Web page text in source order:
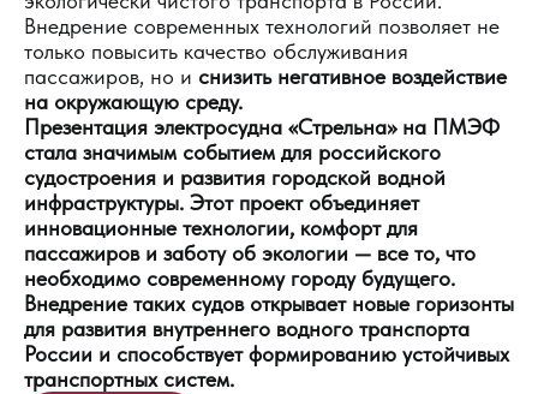
Внедрение современных технологий позволяет не
только повысить качество обслуживания
пассажиров, но и снизить негативное воздействие
на окружающую среду.
Презентация электросудна «Стрельна» на ПМЭФ
стала значимым событием для российского
судостроения и развития городской водной
инфраструктуры. Этот проект объединяет
инновационные технологии, комфорт для
пассажиров и заботу об экологии — все то, что
необходимо современному городу будущего.
Внедрение таких судов открывает новые горизонты
для развития внутреннего водного транспорта
России и способствует формированию устойчивых
транспортных систем.